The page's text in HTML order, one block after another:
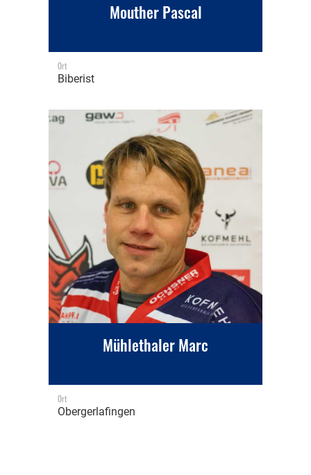
Mouther Pascal
Ort
Biberist
Mühlethaler Marc
Ort
Obergerlafingen